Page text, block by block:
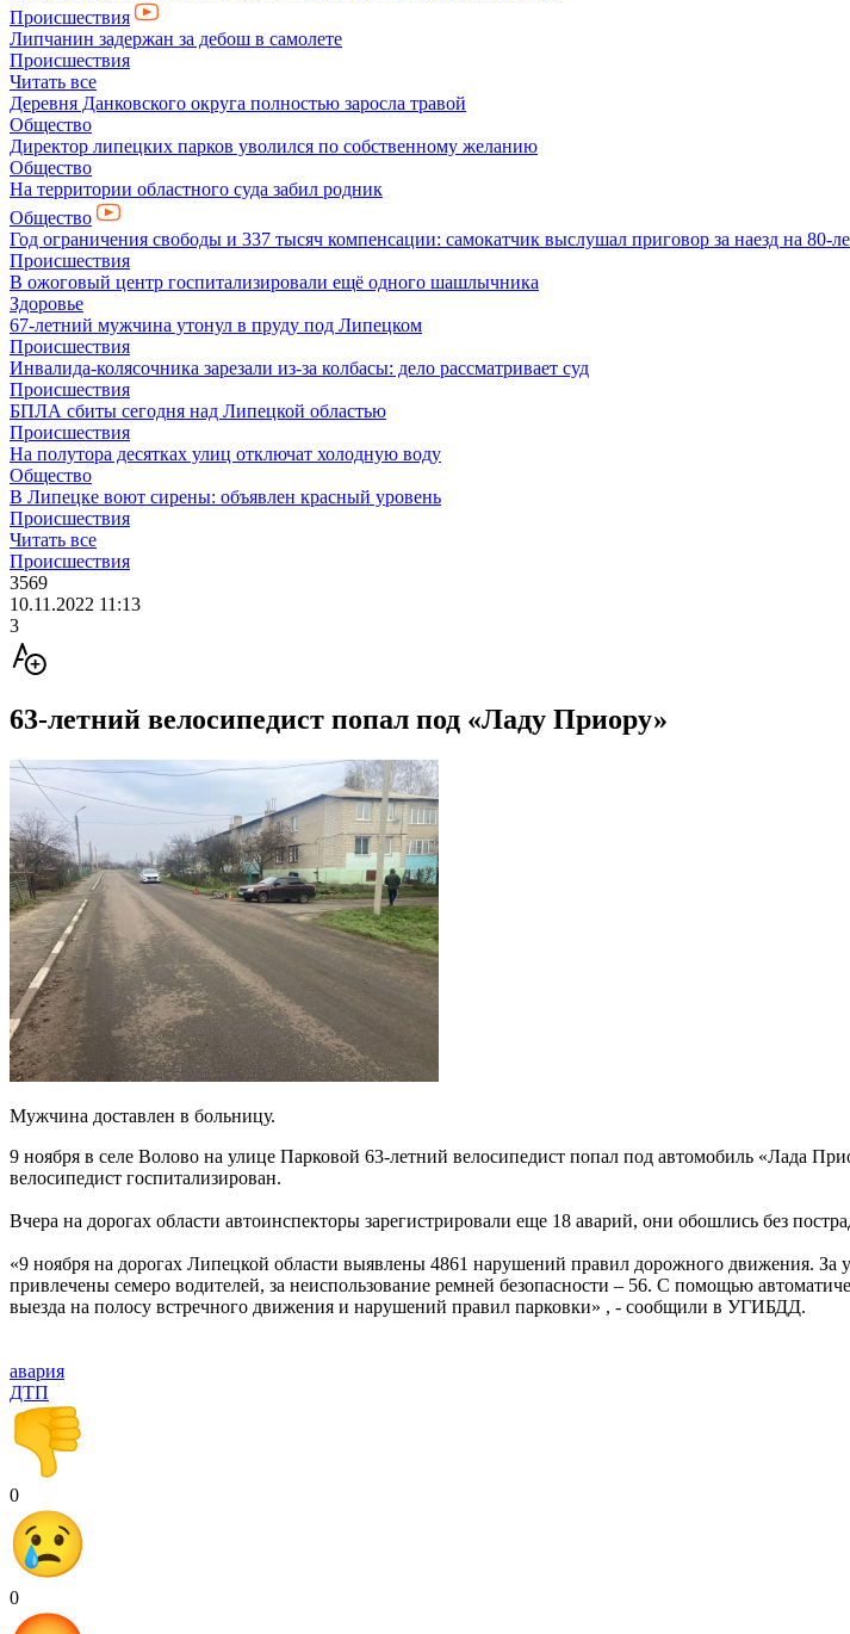
Происшествия
Липчанин задержан за дебош в самолете
Происшествия
Читать все
Деревня Данковского округа полностью заросла травой
Общество
Директор липецких парков уволился по собственному желанию
Общество
На территории областного суда забил родник
Общество
Год ограничения свободы и 337 тысяч компенсации: самокатчик выслушал приговор за наезд на 80-
Происшествия
В ожоговый центр госпитализировали ещё одного шашлычника
Здоровье
67-летний мужчина утонул в пруду под Липецком
Происшествия
Инвалида-колясочника зарезали из-за колбасы: дело рассматривает суд
Происшествия
БПЛА сбиты сегодня над Липецкой областью
Происшествия
На полутора десятках улиц отключат холодную воду
Общество
В Липецке воют сирены: объявлен красный уровень
Происшествия
Читать все
Происшествия
3569
10.11.2022 11:13
3
63-летний велосипедист попал под «Ладу Приору»
Мужчина доставлен в больницу.
9 ноября в селе Волово на улице Парковой 63-летний велосипедист попал под автомобиль «Лада
велосипедист госпитализирован.
Вчера на дорогах области автоинспекторы зарегистрировали еще 18 аварий, они обошлись без
«9 ноября на дорогах Липецкой области выявлены 4861 нарушений правил дорожного движения. За
привлечены семеро водителей, за неиспользование ремней безопасности – 56. С помощью
выезда на полосу встречного движения и нарушений правил парковки» , - сообщили в УГИБДД.
авария
ДТП
0
0